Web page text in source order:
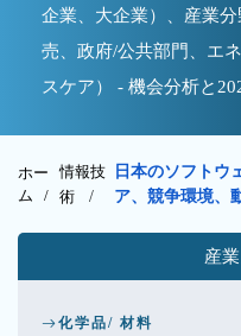
企業、大企業）、産業
売、政府/公共部門、エ
スケア） - 機会分析と
ホー
ム /
情報技
術 /
日本のソフトウ
ア、競争環境、
産
化学品/ 材料